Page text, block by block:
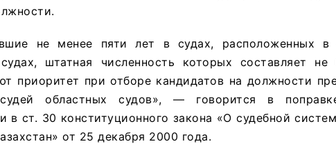
не менее пяти лет в судах, расположенных в
штатная численность которых составляет не
приоритет при отборе кандидатов на должности
областных судов», — говорится в
в ст. 30 конституционного закона «О судебной
от 25 декабря 2000 года.